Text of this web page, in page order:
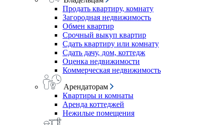
Продать квартиру, комнату
Загородная недвижимость
Обмен квартир
Срочный выкуп квартир
Сдать квартиру или комнату
Сдать дачу, дом, коттедж
Оценка недвижимости
Коммерческая недвижимость
Арендаторам
Квартиры и комнаты
Аренда коттеджей
Нежилые помещения